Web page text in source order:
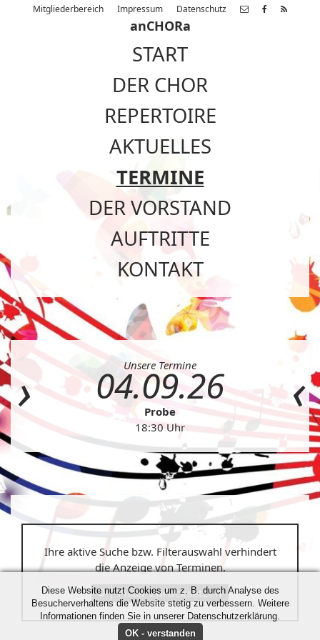
Mitgliederbereich Impressum Datenschutz
anCHORa
START
DER CHOR
REPERTOIRE
AKTUELLES
TERMINE
DER VORSTAND
AUFTRITTE
KONTAKT
Unsere Termine
04.09.26
Probe
18:30 Uhr
Ihre aktive Suche bzw. Filterauswahl verhindert
die Anzeige von Terminen.
Filter zurücksetzen
Diese Website nutzt Cookies um z. B. durch Analyse des
Besucherverhaltens die Website stetig zu verbessern. Weitere
Informationen finden Sie in unserer Datenschutzerklärung.